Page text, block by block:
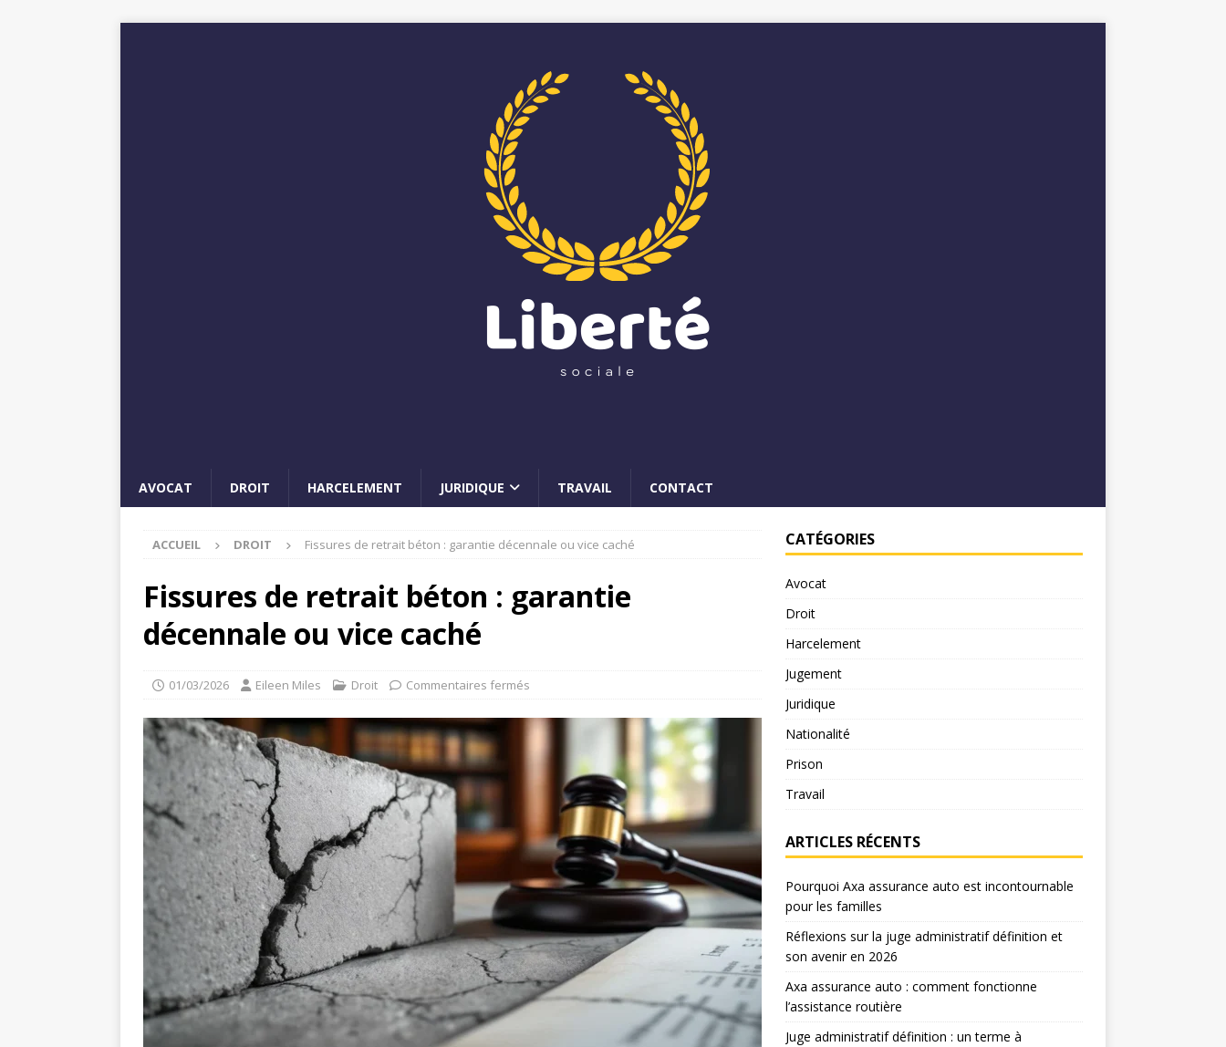
AVOCAT DROIT HARCELEMENT JURIDIQUE TRAVAIL CONTACT
ACCUEIL DROIT Fissures de retrait béton : garantie décennale ou vice caché
Fissures de retrait béton : garantie
décennale ou vice caché
01/03/2026 Eileen Miles Droit Commentaires fermés
CATÉGORIES
Avocat
Droit
Harcelement
Jugement
Juridique
Nationalité
Prison
Travail
ARTICLES RÉCENTS
Pourquoi Axa assurance auto est incontournable
pour les familles
Réflexions sur la juge administratif définition et
son avenir en 2026
Axa assurance auto : comment fonctionne
l’assistance routière
Juge administratif définition : un terme à